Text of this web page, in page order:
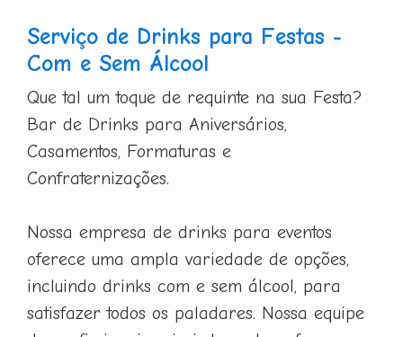
Serviço de Drinks para Festas -
Com e Sem Álcool
Que tal um toque de requinte na sua Festa?
Bar de Drinks para Aniversários,
Casamentos, Formaturas e
Confraternizações.
Nossa empresa de drinks para eventos
oferece uma ampla variedade de opções,
incluindo drinks com e sem álcool, para
satisfazer todos os paladares. Nossa equipe